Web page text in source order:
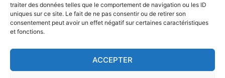
traiter des données telles que le comportement de navigation ou les ID
uniques sur ce site. Le fait de ne pas consentir ou de retirer son
consentement peut avoir un effet négatif sur certaines caractéristiques
et fonctions.
ACCEPTER
Casino de Paris(960 m) - Salle de spectacle
Divan du monde – madame Arthur(1 km) - Salle
Cigale(1,1 km) - Salle de spectacle
(1,1 km) - Salle de spectacle